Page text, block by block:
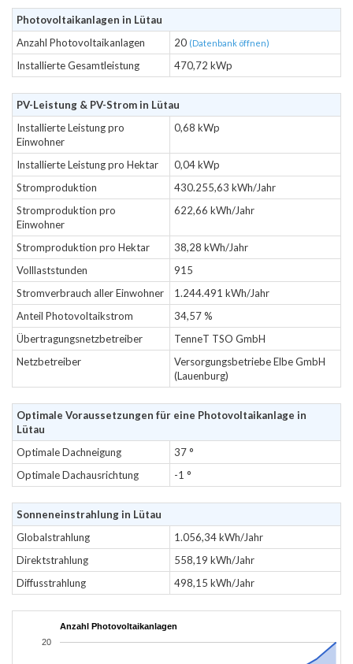
Photovoltaikanlagen in Lütau
Anzahl Photovoltaikanlagen
20 (Datenbank öffnen)
Installierte Gesamtleistung 470,72 kWp
PV-Leistung & PV-Strom in Lütau
Installierte Leistung pro
Einwohner
0,68 kWp
Installierte Leistung pro Hektar
0,04 kWp
Stromproduktion
430.255,63 kWh/Jahr
Stromproduktion pro
Einwohner
622,66 kWh/Jahr
Stromproduktion pro Hektar
38,28 kWh/Jahr
Volllaststunden
915
Stromverbrauch aller Einwohner
1.244.491 kWh/Jahr
Anteil Photovoltaikstrom
34,57 %
Übertragungsnetzbetreiber
TenneT TSO GmbH
Netzbetreiber
Versorgungsbetriebe Elbe GmbH
(Lauenburg)
Optimale Voraussetzungen für eine Photovoltaikanlage in
Lütau
Optimale Dachneigung
37 °
Optimale Dachausrichtung
-1 °
Sonneneinstrahlung in Lütau
Globalstrahlung
1.056,34 kWh/Jahr
Direktstrahlung
558,19 kWh/Jahr
Diffusstrahlung
498,15 kWh/Jahr
Anzahl Photovoltaikanlagen
20